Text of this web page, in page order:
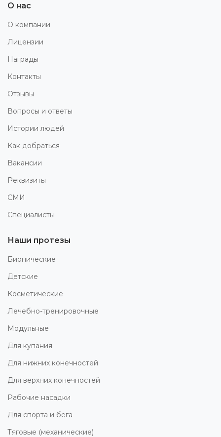
О нас
О компании
Лицензии
Награды
Контакты
Отзывы
Вопросы и ответы
Истории людей
Как добраться
Вакансии
Реквизиты
СМИ
Специалисты
Наши протезы
Бионические
Детские
Косметические
Лечебно-тренировочные
Модульные
Для купания
Для нижних конечностей
Для верхних конечностей
Рабочие насадки
Для спорта и бега
Тяговые (механические)